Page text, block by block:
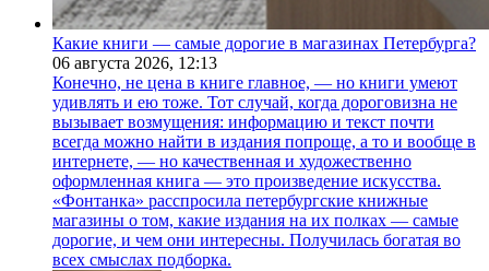
Какие книги — самые дорогие в магазинах Петербурга?
06 августа 2026, 12:13
Конечно, не цена в книге главное, — но книги умеют
удивлять и ею тоже. Тот случай, когда дороговизна не
вызывает возмущения: информацию и текст почти
всегда можно найти в издания попроще, а то и вообще в
интернете, — но качественная и художественно
оформленная книга — это произведение искусства.
«Фонтанка» расспросила петербургские книжные
магазины о том, какие издания на их полках — самые
дорогие, и чем они интересны. Получилась богатая во
всех смыслах подборка.